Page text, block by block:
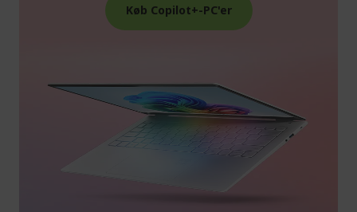
Køb Copilot+-PC'er